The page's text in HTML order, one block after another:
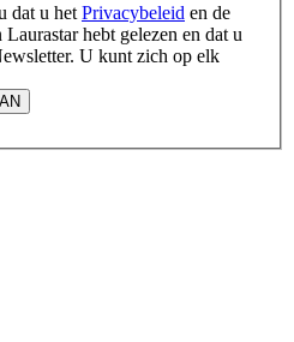
dat u het Privacybeleid en de
Laurastar hebt gelezen en dat u
U kunt zich op elk